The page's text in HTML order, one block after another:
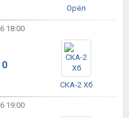
Орёл
18:00
СКА-2 Хб
19:00